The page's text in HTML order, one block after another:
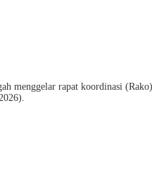
menggelar rapat koordinasi